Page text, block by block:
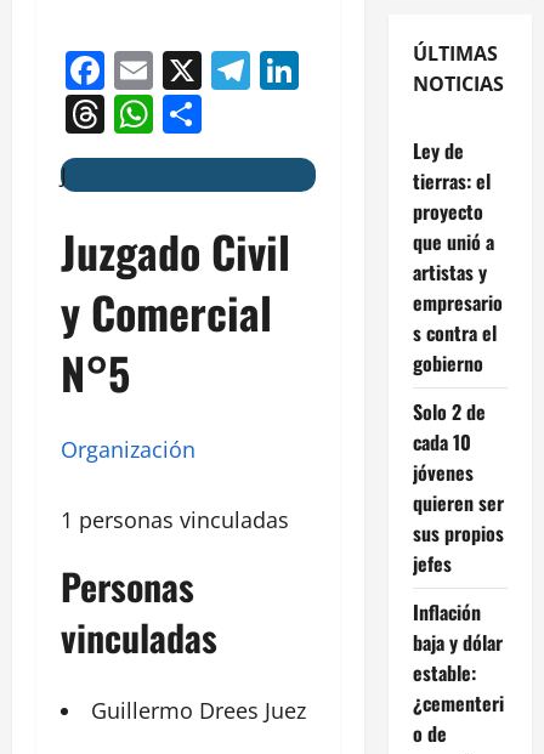
Facebook
Email
X Telegram
LinkedIn
Threads
WhatsApp
J
Juzgado Civil
y Comercial
N°5
Organización
1 personas vinculadas
Personas
vinculadas
Guillermo Drees Juez
ÚLTIMAS
NOTICIAS
Ley de
tierras: el
proyecto
que unió a
artistas y
empresario
s contra el
gobierno
Solo 2 de
cada 10
jóvenes
quieren ser
sus propios
jefes
Inflación
baja y dólar
estable:
¿cementeri
o de